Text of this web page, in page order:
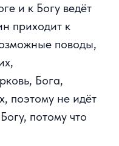
и к Богу ведёт
приходит к
поводы,
Бога,
поэтому не идёт
потому что